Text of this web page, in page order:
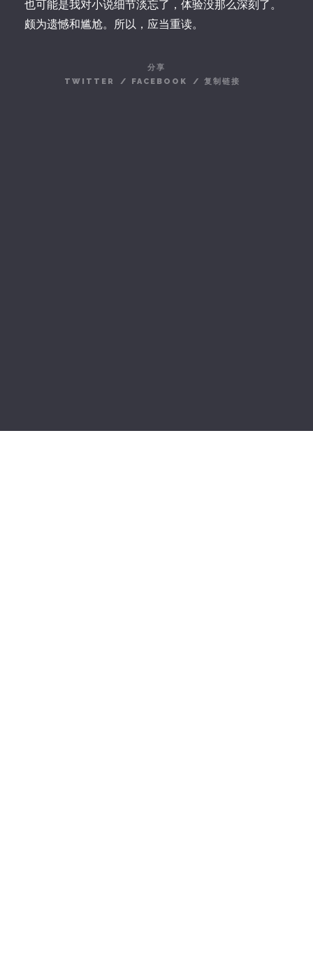
也可能是我对小说细节淡忘了，体验没那么深刻了。
颇为遗憾和尴尬。所以，应当重读。
分享
TWITTER
/ FACEBOOK / 复制链接